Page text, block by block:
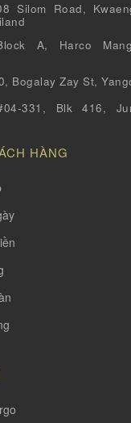
Silom Road,
A, Harco
Bogalay Zay St,
331, Blk 416,
HÀNG